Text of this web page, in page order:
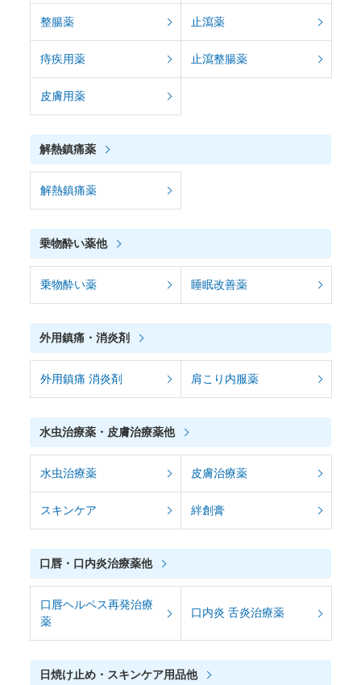
整腸薬 止瀉薬
痔疾用薬 止瀉整腸薬
皮膚用薬
解熱鎮痛薬
解熱鎮痛薬
乗物酔い薬他
乗物酔い薬 睡眠改善薬
外用鎮痛・消炎剤
外用鎮痛 消炎剤 肩こり内服薬
水虫治療薬・皮膚治療薬他
水虫治療薬 皮膚治療薬
スキンケア 絆創膏
口唇・口内炎治療薬他
口唇ヘルペス再発治療
薬
口内炎 舌炎治療薬
日焼け止め・スキンケア用品他